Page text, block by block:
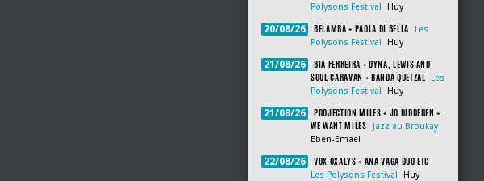
Polysons Festival
Huy
20/08/26 BELAMBA + PAOLA DI BELLA
Les
Polysons Festival
Huy
21/08/26
BIA FERREIRA + DYNA, LEWIS AND
SOUL CARAVAN + BANDA QUETZAL
Les
Polysons Festival
Huy
21/08/26
PROJECTION MILES + JO DIDDEREN +
WE WANT MILES
Jazz au Broukay
Eben-Emael
22/08/26 VOX OXALYS + ANA VAGA DUO ETC
Les Polysons Festival Huy